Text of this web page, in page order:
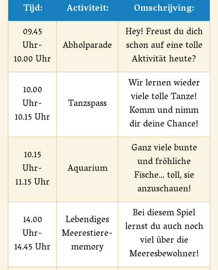
Tijd: Activiteit:
Omschrijving:
09.45
Uhr-
10.00 Uhr
Abholparade
Hey! Freust du dich
schon auf eine tolle
Aktivität heute?
10.00
Uhr-
10.15 Uhr
Tanzspass
Wir lernen wieder
viele tolle Tanze!
Komm und nimm
dir deine Chance!
10.15
Uhr-
11.15 Uhr
Aquarium
Ganz viele bunte
und fröhliche
Fische... toll, sie
anzuschauen!
14.00
Uhr-
14.45 Uhr
Lebendiges
Meerestiere-
memory
Bei diesem Spiel
lernst du auch noch
viel über die
Meeresbewohner!